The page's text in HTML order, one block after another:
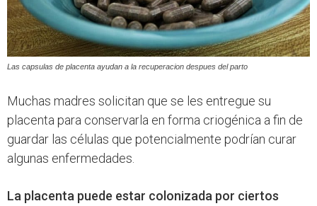
Las capsulas de placenta ayudan a la recuperacion despues del parto
Muchas madres solicitan que se les entregue su
placenta para conservarla en forma criogénica a fin de
guardar las células que potencialmente podrían curar
algunas enfermedades.
La placenta puede estar colonizada por ciertos